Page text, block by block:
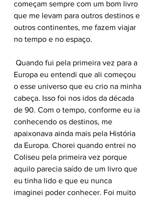
começam sempre com um bom livro
que me levam para outros destinos e
outros continentes, me fazem viajar
no tempo e no espaço.
Europa eu entendi que ali começou
o esse universo que eu crio na minha
cabeça. Isso foi nos idos da década
de 90. Com o tempo, conforme eu ia
conhecendo os destinos, me
apaixonava ainda mais pela História
da Europa. Chorei quando entrei no
Coliseu pela primeira vez porque
aquilo parecia saído de um livro que
eu tinha lido e que eu nunca
imaginei poder conhecer. Foi muito